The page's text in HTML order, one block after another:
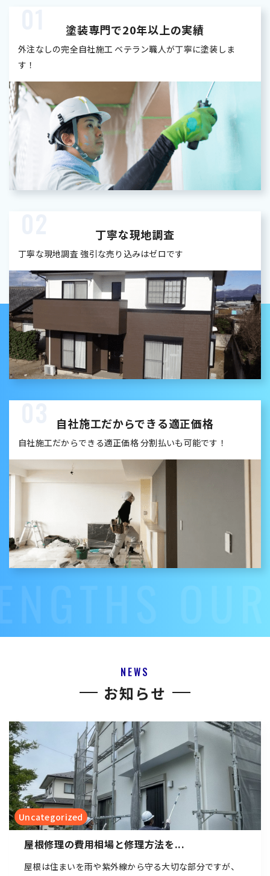
塗装専門で20年以上の実績
外注なしの完全自社施工 ベテラン職人が丁寧に塗装しま
す！
丁寧な現地調査
丁寧な現地調査 強引な売り込みはゼロです
自社施工だからできる適正価格
自社施工だからできる適正価格 分割払いも可能です！
03
NEWS
お知らせ
Uncategorized
屋根修理の費用相場と修理方法を...
屋根は住まいを雨や紫外線から守る大切な部分ですが、